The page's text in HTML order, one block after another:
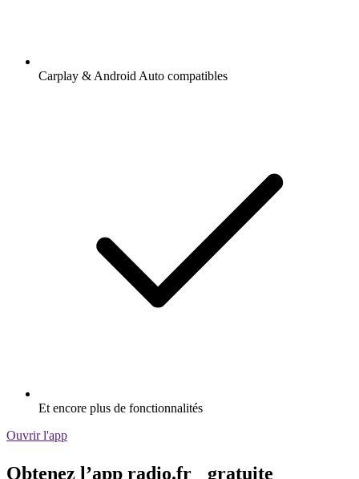
Carplay & Android Auto compatibles
Et encore plus de fonctionnalités
Ouvrir l'app
Obtenez l’app radio.fr gratuite